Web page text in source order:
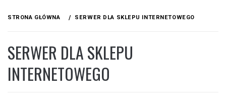
STRONA GŁÓWNA SERWER DLA SKLEPU INTERNETOWEGO
SERWER DLA SKLEPU
INTERNETOWEGO